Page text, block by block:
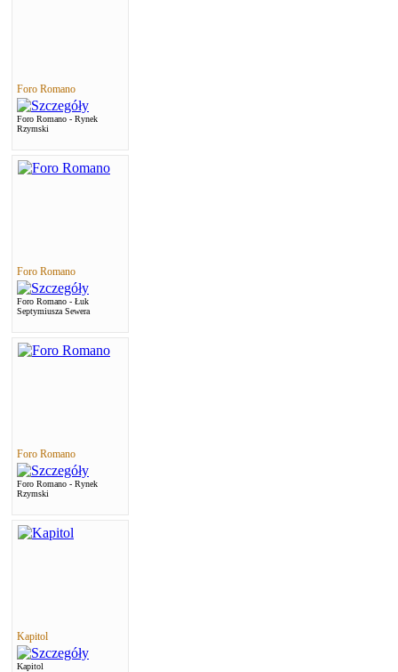
Foro Romano
Foro Romano - Rynek
Rzymski
Foro Romano
Foro Romano - Łuk
Septymiusza Sewera
Foro Romano
Foro Romano - Rynek
Rzymski
Kapitol
Kapitol